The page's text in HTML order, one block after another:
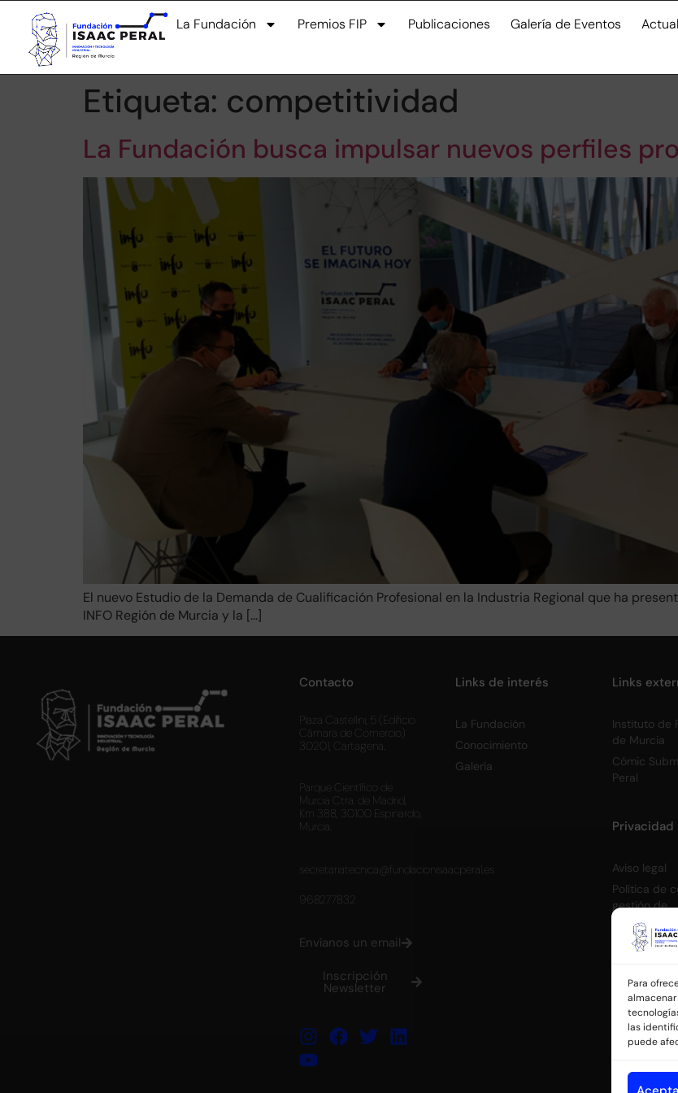
Para
las
puede
La Fundación Premios FIP Publicaciones Galería de Eventos
Etiqueta: competitividad
La Fundación busca impulsar nuevos perfiles
El nuevo Estudio de la Demanda de Cualificación Profesional en la Industria Regional que ha
INFO Región de Murcia y la […]
Contacto
Plaza Castellini, 5 (Edificio
Cámara de Comercio)
30201, Cartagena.
Parque Científico de
Murcia Ctra. de Madrid,
Km 388, 30100 Espinardo,
Murcia.
secretariatecnica@fundacionisaacperal.es
968277832
Envíanos un email
Inscripción
Newsletter
Links de interés
La Fundación
Conocimiento
Galería
Links
Instituto de
de Murcia
Cómic
Peral
Privacidad
Aviso legal
Política de
gestión de